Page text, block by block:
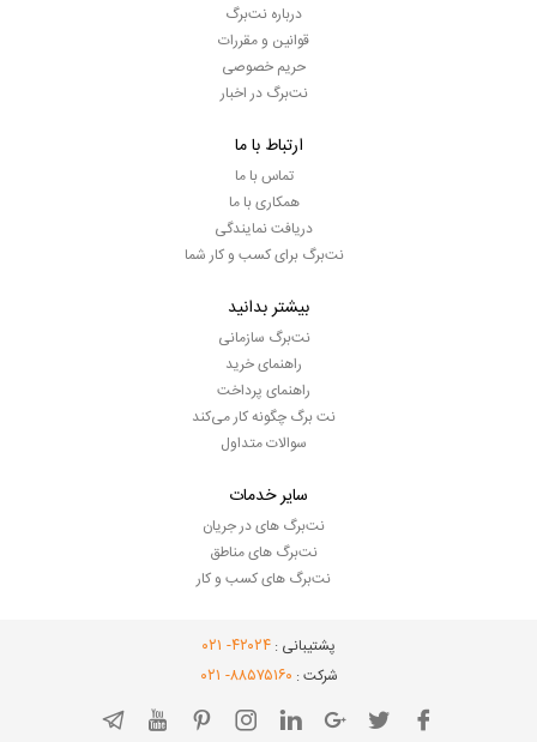
درباره نت‌برگ
قوانین و مقررات
حریم خصوصی
نت‌برگ در اخبار
ارتباط با ما
تماس با ما
همکاری با ما
دریافت نمایندگی
نت‌برگ برای کسب و کار شما
بیشتر بدانید
نت‌برگ سازمانی
راهنمای خرید
راهنمای پرداخت
نت برگ چگونه کار می‌کند
سوالات متداول
سایر خدمات
نت‌برگ های در جریان
نت‌برگ های مناطق
نت‌برگ های کسب و کار
پشتیبانی : ۴۲۰۲۴- ۰۲۱
شرکت : ۸۸۵۷۵۱۶۰- ۰۲۱